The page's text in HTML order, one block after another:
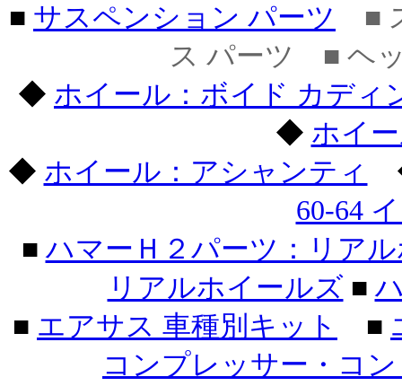
■ サスペンション パーツ
■
ス パーツ ■ ヘ
◆ ホイール：ボイド カディ
◆ ホイ
◆ ホイール：アシャンティ
60-64
■ハマーＨ２パーツ：リア
リアルホイールズ■
■ エアサス 車種別キット ■
コンプレッサー・コ